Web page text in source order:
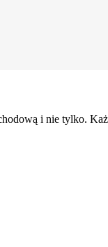
i nie tylko.